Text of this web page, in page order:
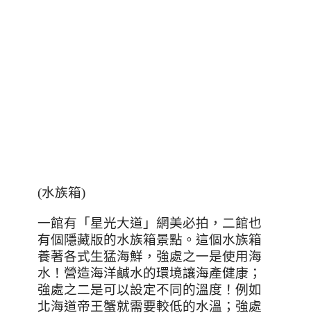
(水族箱)
一館有「星光大道」網美必拍，二館也
有個隱藏版的水族箱景點。這個水族箱
養著各式生猛海鮮，強處之一是使用海
水！營造海洋鹹水的環境讓海產健康；
強處之二是可以設定不同的溫度！例如
北海道帝王蟹就需要較低的水溫；強處